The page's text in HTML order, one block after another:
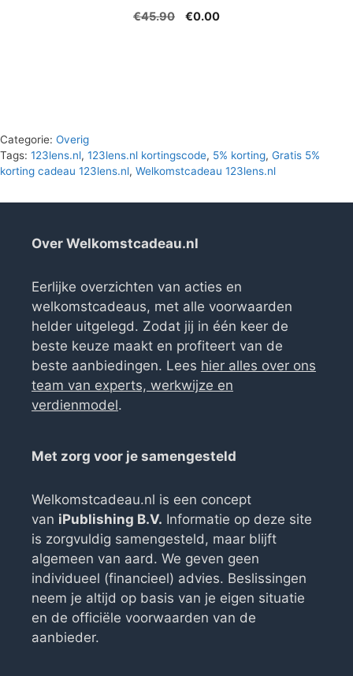
€45.90
Oorspronkelijke
€0.00Huidige
Categorie: Overig
Tags: 123lens.nl, 123lens.nl kortingscode, 5% korting, Gratis 5%
korting cadeau 123lens.nl, Welkomstcadeau 123lens.nl
Over Welkomstcadeau.nl
Eerlijke overzichten van acties en
welkomstcadeaus, met alle voorwaarden
helder uitgelegd. Zodat jij in één keer de
beste keuze maakt en profiteert van de
beste aanbiedingen. Lees hier alles over ons
team van experts, werkwijze en
verdienmodel.
Met zorg voor je samengesteld
Welkomstcadeau.nl is een concept
van iPublishing B.V. Informatie op deze site
is zorgvuldig samengesteld, maar blijft
algemeen van aard. We geven geen
individueel (financieel) advies. Beslissingen
neem je altijd op basis van je eigen situatie
en de officiële voorwaarden van de
aanbieder.